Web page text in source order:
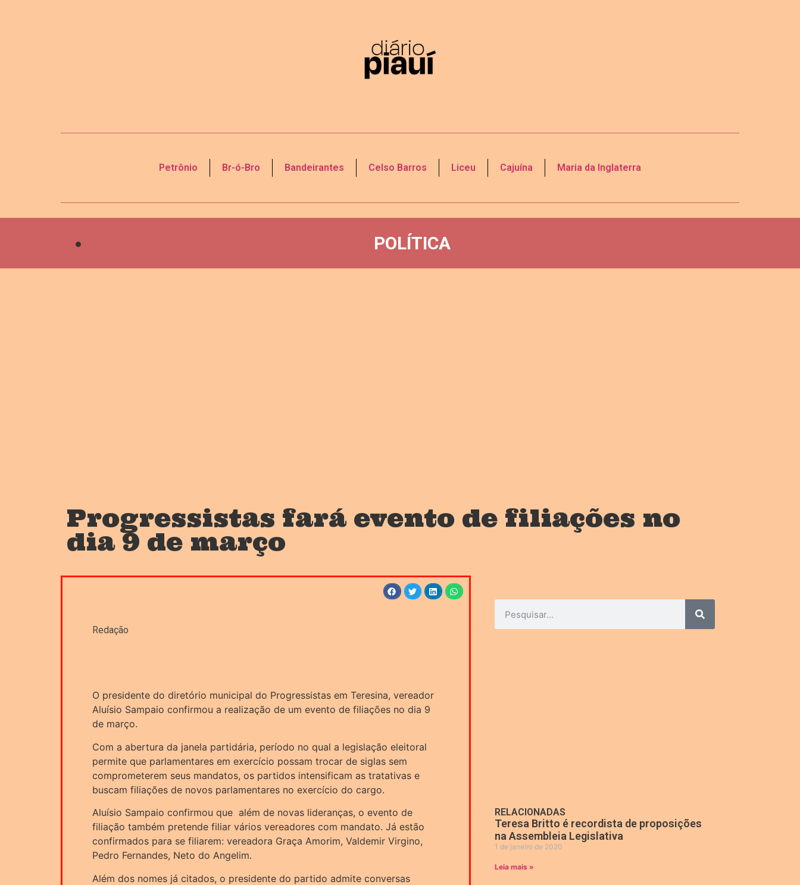
Petrônio Br-ó-Bro Bandeirantes Celso Barros Liceu Cajuína Maria da Inglaterra
POLÍTICA
Progressistas fará evento de filiações no
dia 9 de março
Redação
O presidente do diretório municipal do Progressistas em Teresina, vereador
Aluísio Sampaio confirmou a realização de um evento de filiações no dia 9
de março.
Com a abertura da janela partidária, período no qual a legislação eleitoral
permite que parlamentares em exercício possam trocar de siglas sem
comprometerem seus mandatos, os partidos intensificam as tratativas e
buscam filiações de novos parlamentares no exercício do cargo.
Aluísio Sampaio confirmou que além de novas lideranças, o evento de
filiação também pretende filiar vários vereadores com mandato. Já estão
confirmados para se filiarem: vereadora Graça Amorim, Valdemir Virgino,
Pedro Fernandes, Neto do Angelim.
Além dos nomes já citados, o presidente do partido admite conversas
RELACIONADAS
Teresa Britto é recordista de proposições
na Assembleia Legislativa
1 de janeiro de 2020
Leia mais »